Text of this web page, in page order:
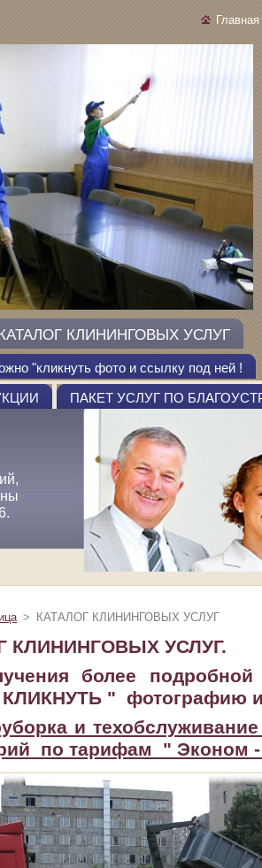
КЛИНИНГОВЫХ УСЛУГ
фото и ссылку под ней !
ПАКЕТ УСЛУГ ПО
> КАТАЛОГ КЛИНИНГОВЫХ УСЛУГ
КЛИНИНГОВЫХ УСЛУГ.
более
" фотографию
и
по тарифам " Эконом -